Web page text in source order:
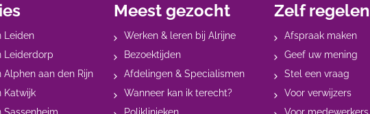
Leiden
Leiderdorp
Alphen aan den Rijn
Katwijk
Meest gezocht
Werken & leren bij Alrijne
Bezoektijden
Afdelingen & Specialismen
Wanneer kan ik terecht?
Zelf regelen
Afspraak maken
Geef uw mening
Stel een vraag
Voor verwijzers